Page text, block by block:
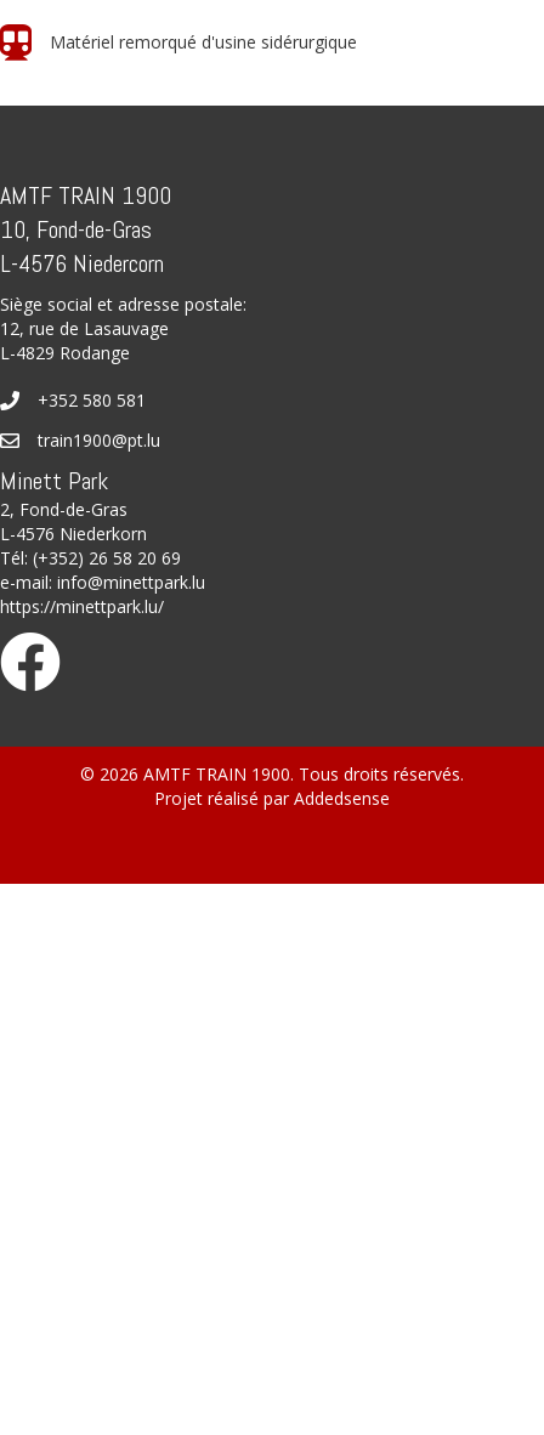
Matériel remorqué d'usine sidérurgique
AMTF TRAIN 1900
10, Fond-de-Gras
L-4576 Niedercorn
Siège social et adresse postale:
12, rue de Lasauvage
L-4829 Rodange
+352 580 581
train1900@pt.lu
Minett Park
2, Fond-de-Gras
L-4576 Niederkorn
Tél: (+352) 26 58 20 69
e-mail: info@minettpark.lu
https://minettpark.lu/
© 2026 AMTF TRAIN 1900. Tous droits réservés.
Projet réalisé parAddedsense